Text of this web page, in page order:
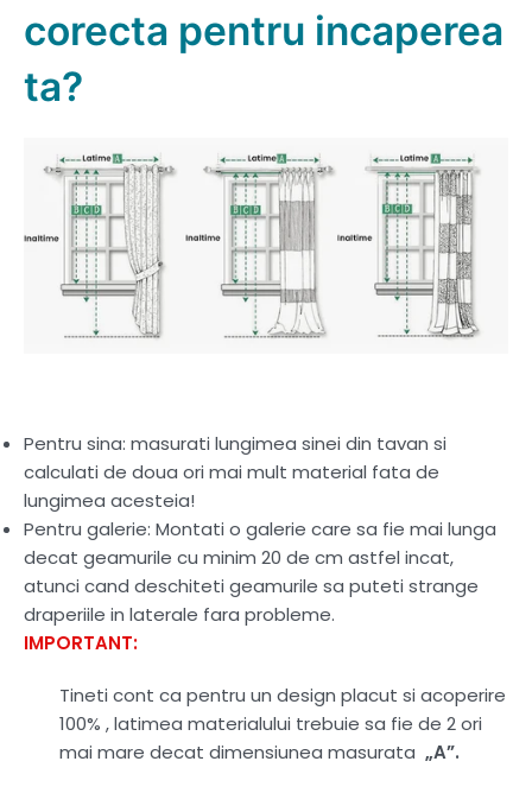
corecta pentru incaperea
ta?
Pentru sina: masurati lungimea sinei din tavan si
calculati de doua ori mai mult material fata de
lungimea acesteia!
Pentru galerie: Montati o galerie care sa fie mai lunga
decat geamurile cu minim 20 de cm astfel incat,
atunci cand deschiteti geamurile sa puteti strange
draperiile in laterale fara probleme.
IMPORTANT:
Tineti cont ca pentru un design placut si acoperire
100% , latimea materialului trebuie sa fie de 2 ori
mai mare decat dimensiunea masurata „A”.